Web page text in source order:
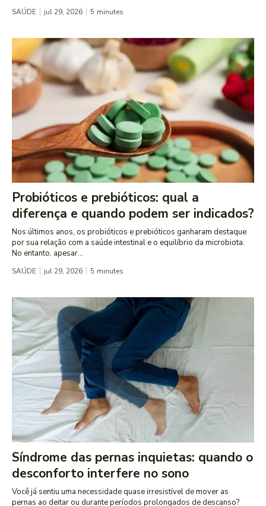
SAÚDE jul 29, 2026 5 minutes
Probióticos e prebióticos: qual a
diferença e quando podem ser indicados?
Nos últimos anos, os probióticos e prebióticos ganharam destaque
por sua relação com a saúde intestinal e o equilíbrio da microbiota.
No entanto, apesar...
SAÚDE jul 29, 2026 5 minutes
Síndrome das pernas inquietas: quando o
desconforto interfere no sono
Você já sentiu uma necessidade quase irresistível de mover as
pernas ao deitar ou durante períodos prolongados de descanso?